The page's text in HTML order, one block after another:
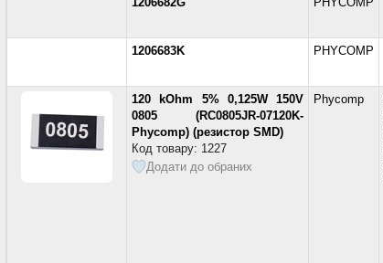
1206683K PHYCOMP
120 kOhm 5% 0,125W 150V
0805 (RC0805JR-07120K-
Phycomp) (резистор SMD)
Код товару: 1227
Додати до обраних
Phycomp